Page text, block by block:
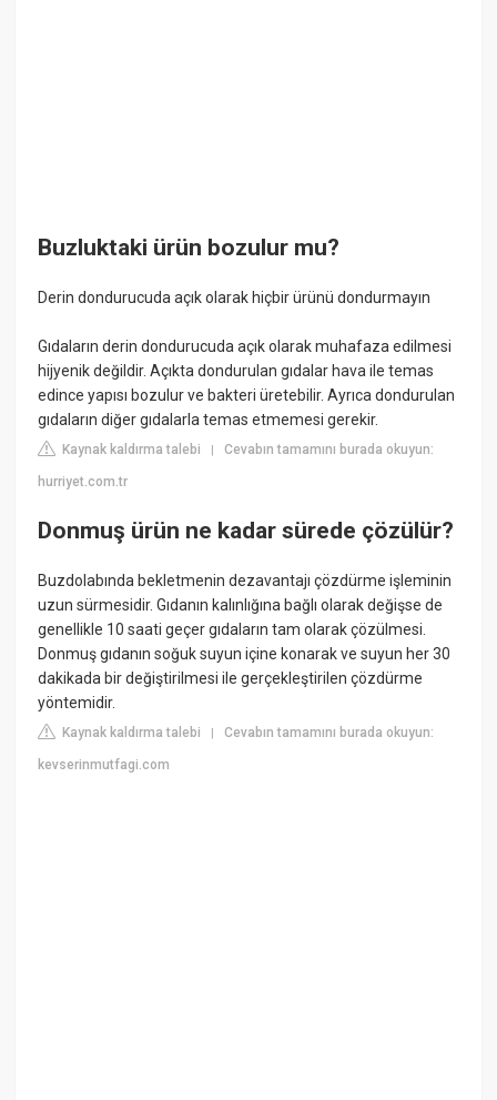
Buzluktaki ürün bozulur mu?
Derin dondurucuda açık olarak hiçbir ürünü dondurmayın
Gıdaların derin dondurucuda açık olarak muhafaza edilmesi
hijyenik değildir. Açıkta dondurulan gıdalar hava ile temas
edince yapısı bozulur ve bakteri üretebilir. Ayrıca dondurulan
gıdaların diğer gıdalarla temas etmemesi gerekir.
Kaynak kaldırma talebi |Cevabın tamamını burada okuyun:
hurriyet.com.tr
Donmuş ürün ne kadar sürede çözülür?
Buzdolabında bekletmenin dezavantajı çözdürme işleminin
uzun sürmesidir. Gıdanın kalınlığına bağlı olarak değişse de
genellikle 10 saati geçer gıdaların tam olarak çözülmesi.
Donmuş gıdanın soğuk suyun içine konarak ve suyun her 30
dakikada bir değiştirilmesi ile gerçekleştirilen çözdürme
yöntemidir.
Kaynak kaldırma talebi |Cevabın tamamını burada okuyun:
kevserinmutfagi.com